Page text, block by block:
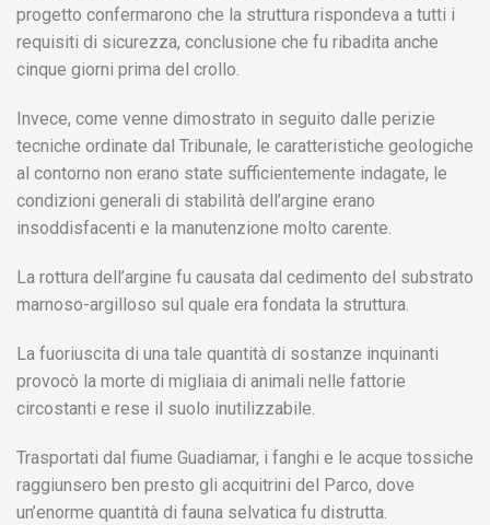
progetto confermarono che la struttura rispondeva a tutti i
requisiti di sicurezza, conclusione che fu ribadita anche
cinque giorni prima del crollo.
Invece, come venne dimostrato in seguito dalle perizie
tecniche ordinate dal Tribunale, le caratteristiche geologiche
al contorno non erano state sufficientemente indagate, le
condizioni generali di stabilità dell’argine erano
insoddisfacenti e la manutenzione molto carente.
La rottura dell’argine fu causata dal cedimento del substrato
marnoso-argilloso sul quale era fondata la struttura.
La fuoriuscita di una tale quantità di sostanze inquinanti
provocò la morte di migliaia di animali nelle fattorie
circostanti e rese il suolo inutilizzabile.
Trasportati dal fiume Guadiamar, i fanghi e le acque tossiche
raggiunsero ben presto gli acquitrini del Parco, dove
un’enorme quantità di fauna selvatica fu distrutta.